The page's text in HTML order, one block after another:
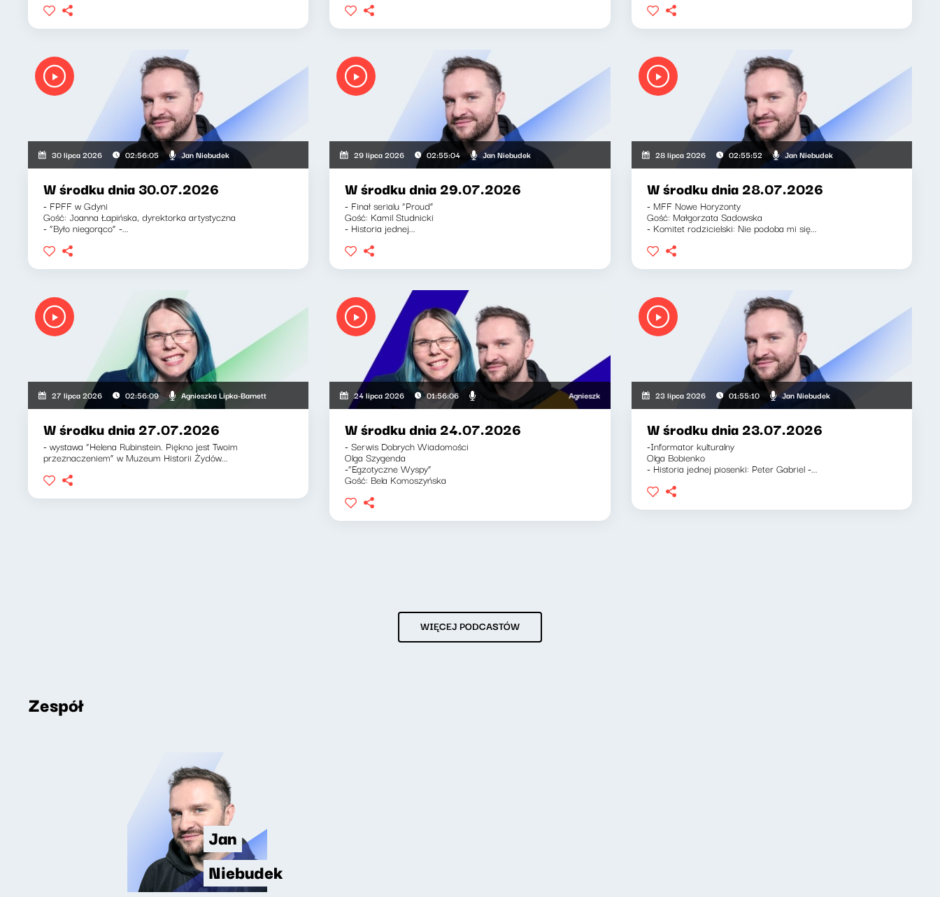
30 lipca 2026 02:56:05 Jan Niebudek
W środku dnia 30.07.2026
- FPFF w Gdyni
Gość: Joanna Łapińska, dyrektorka artystyczna
- “Było niegorąco” -...
29 lipca 2026 02:55:04 Jan Niebudek
W środku dnia 29.07.2026
- Finał serialu “Proud”
Gość: Kamil Studnicki
- Historia jednej...
28 lipca 2026 02:55:52 Jan Niebudek
W środku dnia 28.07.2026
- MFF Nowe Horyzonty
Gość: Małgorzata Sadowska
- Komitet rodzicielski: Nie podoba mi się...
27 lipca 2026 02:56:09 Agnieszka Lipka-Barnett
W środku dnia 27.07.2026
- wystawa “Helena Rubinstein. Piękno jest Twoim
przeznaczeniem” w Muzeum Historii Żydów...
24 lipca 2026 01:56:06 Agnieszka Lipka-Barnett, Jan Niebudek
W środku dnia 24.07.2026
- Serwis Dobrych Wiadomości
Olga Szygenda
-“Egzotyczne Wyspy”
Gość: Bela Komoszyńska
23 lipca 2026 01:55:10 Jan Niebudek
W środku dnia 23.07.2026
-Informator kulturalny
Olga Bobienko
- Historia jednej piosenki: Peter Gabriel -...
WIĘCEJ PODCASTÓW
Zespół
Jan
Niebudek